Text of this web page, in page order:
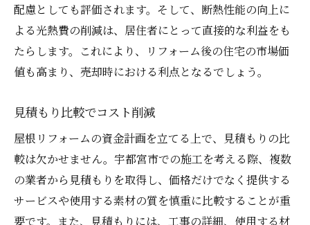
配慮としても評価されます。そして、断熱性能の向上に
よる光熱費の削減は、居住者にとって直接的な利益をも
たらします。これにより、リフォーム後の住宅の市場価
値も高まり、売却時における利点となるでしょう。
見積もり比較でコスト削減
屋根リフォームの資金計画を立てる上で、見積もりの比
較は欠かせません。宇都宮市での施工を考える際、複数
の業者から見積もりを取得し、価格だけでなく提供する
サービスや使用する素材の質を慎重に比較することが重
要です。また、見積もりには、工事の詳細、使用する材